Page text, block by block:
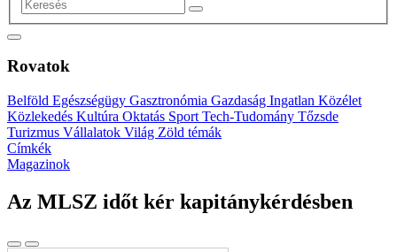
Rovatok
Belföld Egészségügy Gasztronómia Gazdaság Ingatlan Közélet
Közlekedés Kultúra Oktatás Sport Tech-Tudomány Tőzsde
Turizmus Vállalatok Világ Zöld témák
Címkék
Magazinok
Az MLSZ időt kér kapitánykérdésben